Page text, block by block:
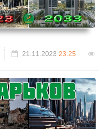
21.11.2023 23:25